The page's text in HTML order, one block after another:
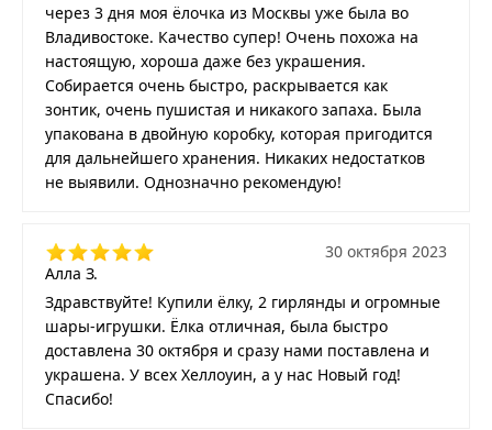
через 3 дня моя ёлочка из Москвы уже была во
Владивостоке. Качество супер! Очень похожа на
настоящую, хороша даже без украшения.
Собирается очень быстро, раскрывается как
зонтик, очень пушистая и никакого запаха. Была
упакована в двойную коробку, которая пригодится
для дальнейшего хранения. Никаких недостатков
не выявили. Однозначно рекомендую!
Алла З.
30 октября 2023
Здравствуйте! Купили ёлку, 2 гирлянды и огромные
шары-игрушки. Ёлка отличная, была быстро
доставлена 30 октября и сразу нами поставлена и
украшена. У всех Хеллоуин, а у нас Новый год!
Спасибо!